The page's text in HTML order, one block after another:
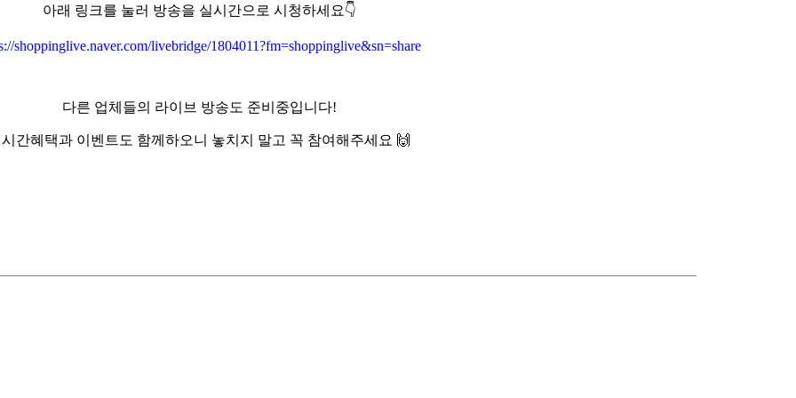
아래 링크를 눌러 방송을 실시간으로 시청하세요👇
shoppinglive.naver.com/livebridge/1804011?fm=shoppinglive&sn=share
다른 업체들의 라이브 방송도 준비중입니다!
간혜택과 이벤트도 함께하오니 놓치지 말고 꼭 참여해주세요 🙌